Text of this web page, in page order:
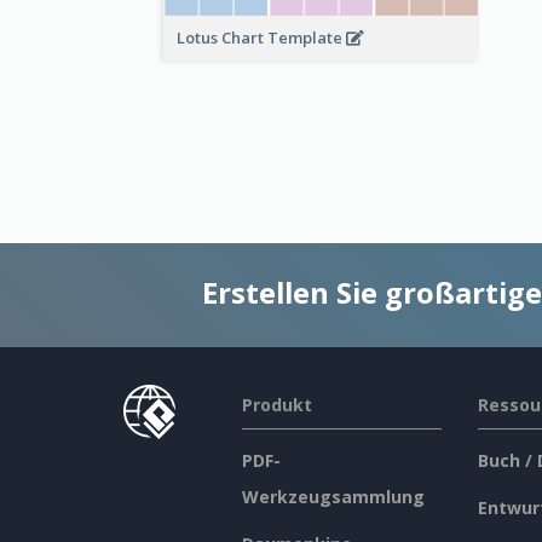
Lotus Chart Template
Erstellen Sie
Produkt
PDF-
Werkzeugsammlung
Buch /